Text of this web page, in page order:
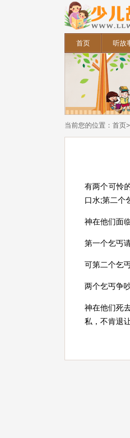
首页 听故
当前您的位置： 首页>
有两个可怜
口水;第二个
神在他们面
第一个乞丐
可第二个乞
两个乞丐争
神在他们死
私，不肯退